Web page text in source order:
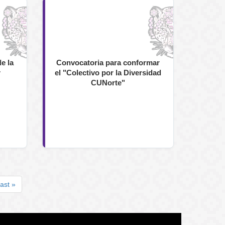
la
Convocatoria para conformar
el "Colectivo por la Diversidad
CUNorte"
»